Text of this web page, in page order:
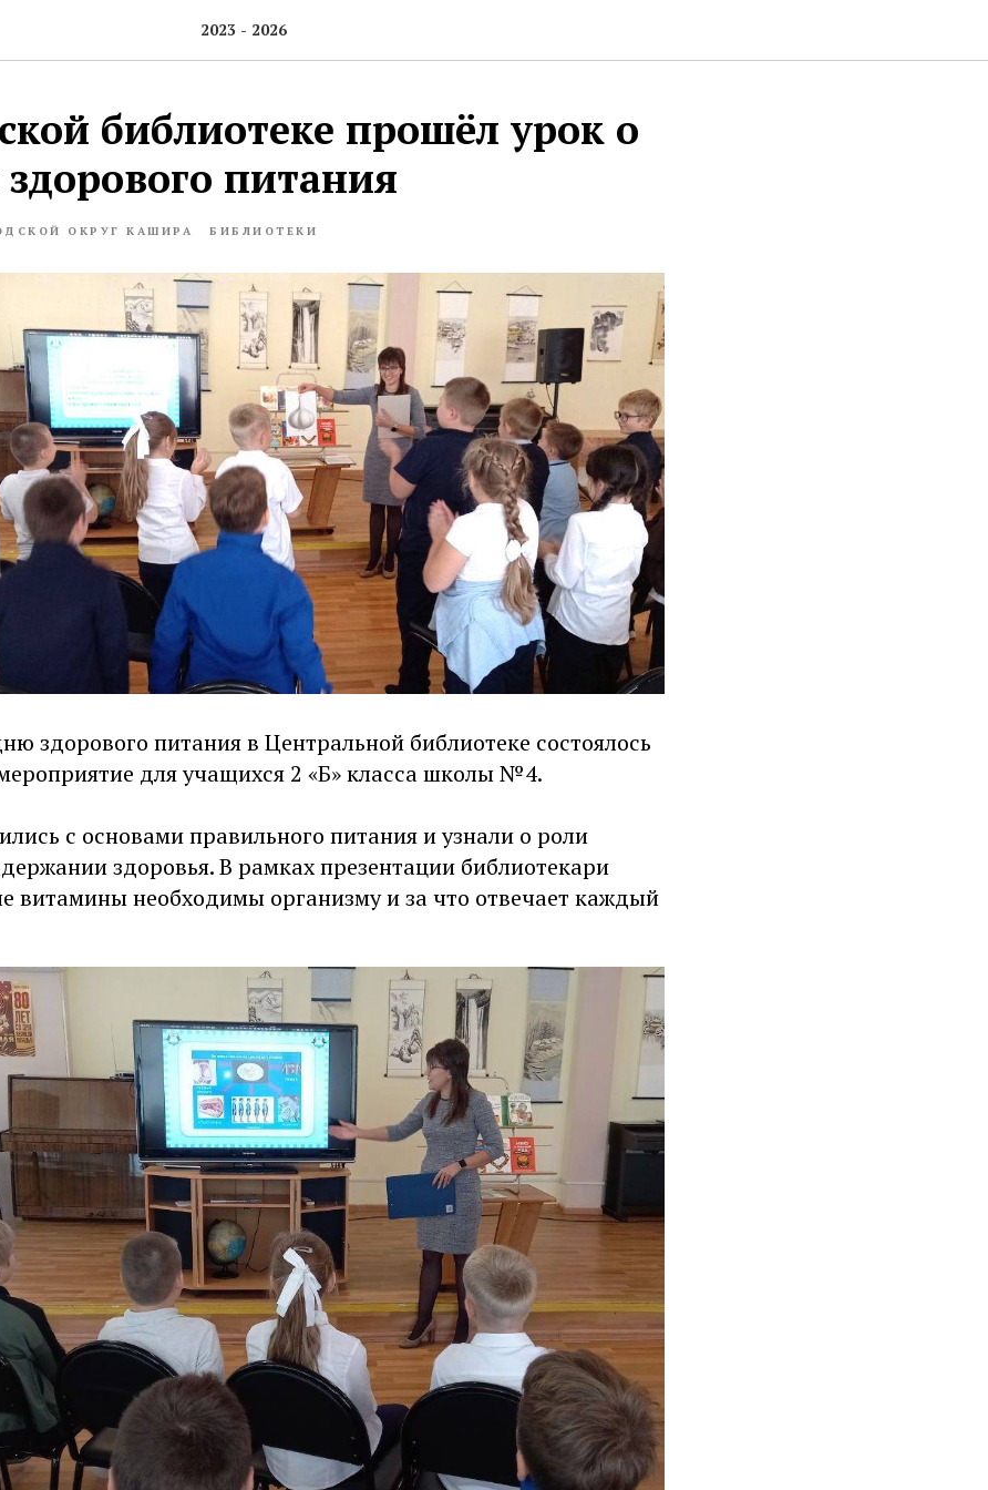
2023 - 2026
библиотеке прошёл урок о
здорового питания
ОКРУГ КАШИРА БИБЛИОТЕКИ
здорового питания в Центральной библиотеке состоялось
для учащихся 2 «Б» класса школы №4.
с основами правильного питания и узнали о роли
здоровья. В рамках презентации библиотекари
витамины необходимы организму и за что отвечает каждый